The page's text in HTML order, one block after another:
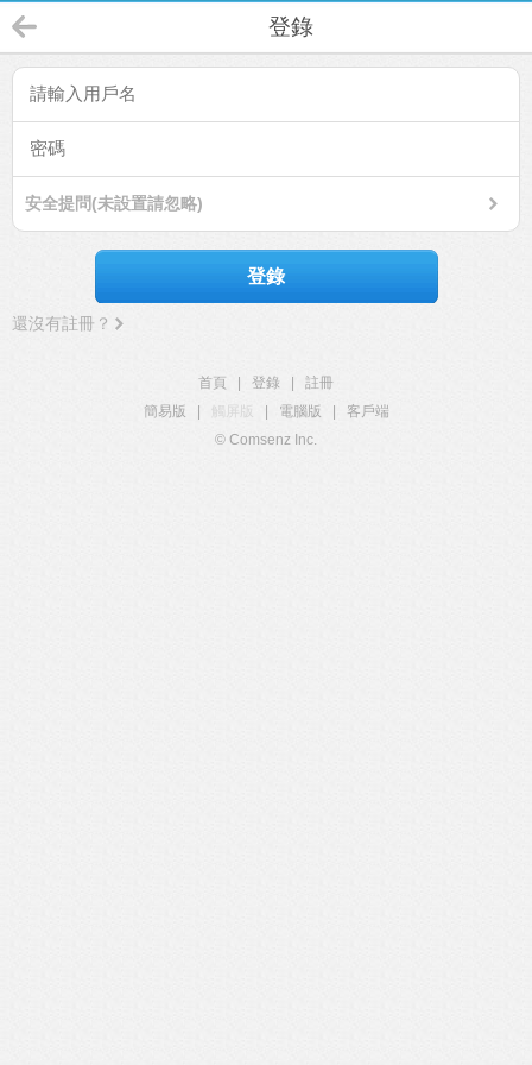
登錄
安全提問(未設置請忽略)
登錄
還沒有註冊？
首頁 登錄
註冊
簡易版
觸屏版 電腦版
客戶端
© Comsenz Inc.